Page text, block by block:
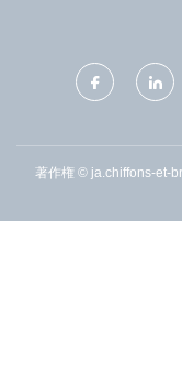
著作権 © ja.chiffons-et-